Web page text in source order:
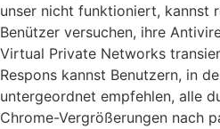
unser nicht funktioniert, kannst
Benützer versuchen, ihre
Virtual Private Networks
Respons kannst Benutzern, in
untergeordnet empfehlen, alle
Chrome-Vergrößerungen nach